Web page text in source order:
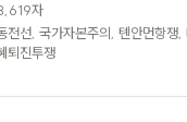
자
전선, 국가자본주의, 톈안먼항
퇴진투쟁